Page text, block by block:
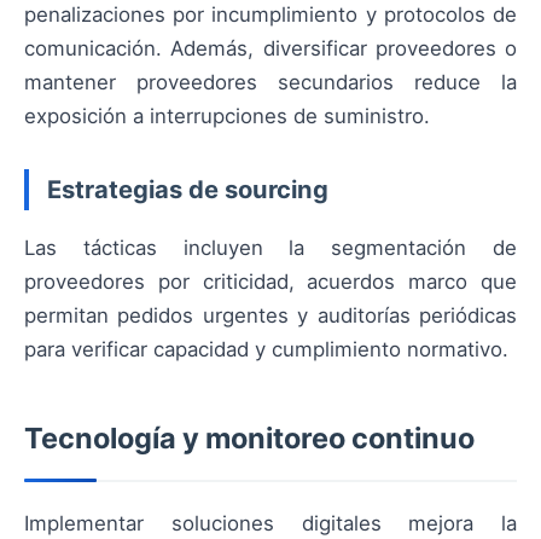
penalizaciones por incumplimiento y protocolos de
comunicación. Además, diversificar proveedores o
mantener proveedores secundarios reduce la
exposición a interrupciones de suministro.
Estrategias de sourcing
Las tácticas incluyen la segmentación de
proveedores por criticidad, acuerdos marco que
permitan pedidos urgentes y auditorías periódicas
para verificar capacidad y cumplimiento normativo.
Tecnología y monitoreo continuo
Implementar soluciones digitales mejora la